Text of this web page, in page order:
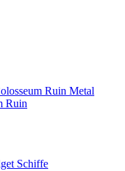
Metal
Ruin
Schiffe